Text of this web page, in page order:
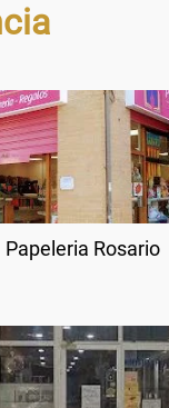
Papeleria Rosario